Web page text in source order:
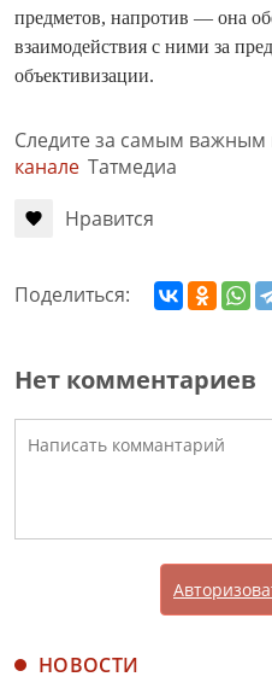
предметов, напротив — она
взаимодействия с ними за
объективизации.
Следите за самым
канале Татмедиа
Нравится
Поделиться:
Нет комментариев
НОВОСТИ